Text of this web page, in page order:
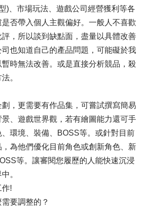
)、市場玩法、遊戲公司經營獲利等各
否帶入個人主觀偏好。一般人不喜歡
，所以談到缺點面，盡量以具體改善
也知道自己的產品問題，可能礙於我
時無法改善。或是直接分析競品，殺
。
，更需要有作品集，可嘗試撰寫簡易
、遊戲世界觀，若有繪圖能力還可手
環境、裝備、BOSS等。或針對目前
為他們優化目前角色或創新角色、新
等。讓審閱您履歷的人能快速沉浸
。
!
要調整的？